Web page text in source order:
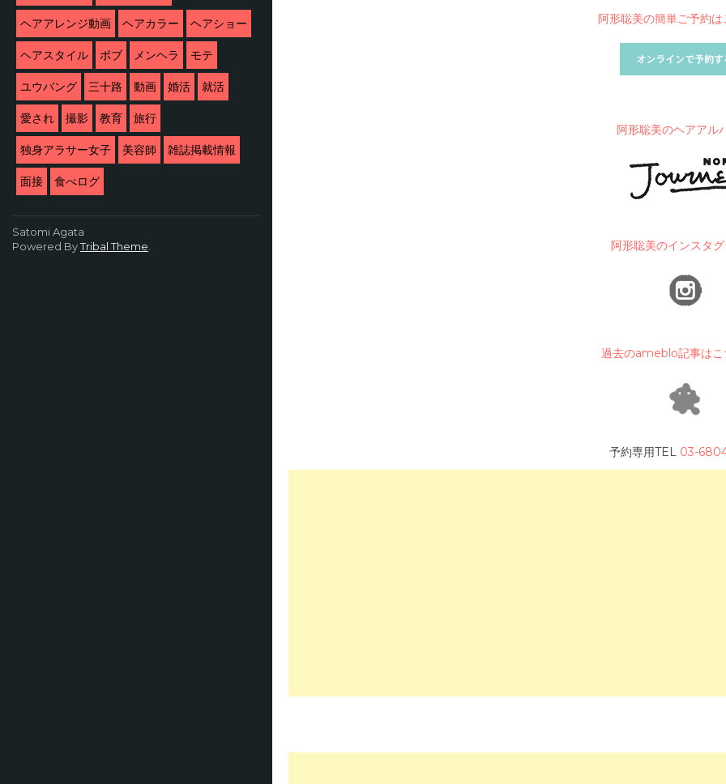
阿形聡美の簡単ご予約
阿形聡美のヘアアル
阿形聡美のインスタ
過去のameblo記事はこ
予約専用TEL 03-
ヘアアレンジ動画 ヘアカラー ヘアショー
ヘアスタイル ボブ メンヘラ モテ
ユウバング 三十路 動画 婚活 就活
愛され 撮影 教育 旅行
独身アラサー女子 美容師 雑誌掲載情報
面接 食べログ
Satomi Agata
Powered ByTribal Theme